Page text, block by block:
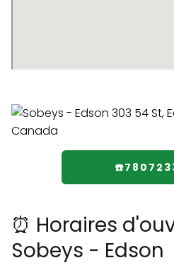
⏰ Horaires
Sobeys - Edson